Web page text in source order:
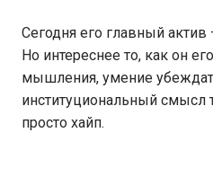
Сегодня его главный
Но интереснее то, как он
мышления, умение
институциональный смысл
просто хайп.